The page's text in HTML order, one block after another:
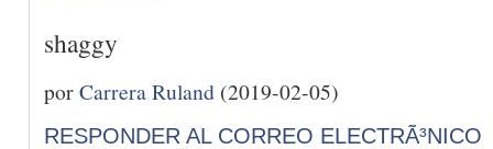
shaggy
porCarrera Ruland (2019-02-05)
RESPONDER AL CORREO ELECTRÃ³NICO